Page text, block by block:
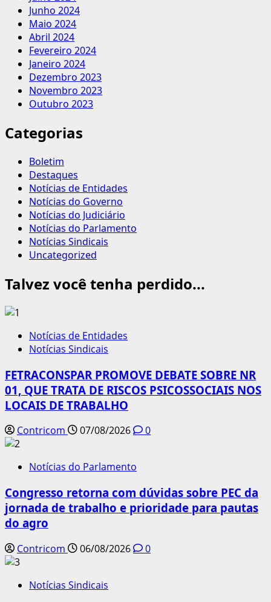
Junho 2024
Maio 2024
Abril 2024
Fevereiro 2024
Janeiro 2024
Dezembro 2023
Novembro 2023
Outubro 2023
Categorias
Boletim
Destaques
Notícias de Entidades
Notícias do Governo
Notícias do Judiciário
Notícias do Parlamento
Notícias Sindicais
Uncategorized
Talvez você tenha perdido...
Notícias de Entidades
Notícias Sindicais
FETRACONSPAR PROMOVE DEBATE SOBRE NR
01, QUE TRATA DE RISCOS PSICOSSOCIAIS NOS
LOCAIS DE TRABALHO
Contricom 07/08/2026 0
Notícias do Parlamento
Congresso retorna com dúvidas sobre PEC da
jornada de trabalho e prioridade para pautas
do agro
Contricom 06/08/2026 0
Notícias Sindicais